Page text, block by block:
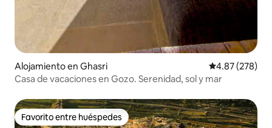
Alojamiento en Ghasri Calificación
4.87 (278)
Casa de vacaciones en Gozo. Serenidad, sol y mar
Favorito entre huéspedes
Favorito entre huéspedes